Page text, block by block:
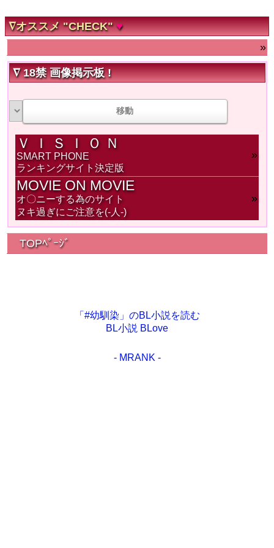
∇オススメ "CHECK"♥
»
∇ 18禁 画像掲示板 !
Ｖ Ｉ Ｓ Ｉ Ｏ Ｎ
SMART PHONE
ランキングサイト決定版
»
MOVIE ON MOVIE
オ〇ニーする為のサイト
ヌキ過ぎにご注意を(-人-)
»
TOPﾍﾟｰｼﾞ
「#幼馴染」のBL小説を読む
BL小説 BLove
- MRANK -